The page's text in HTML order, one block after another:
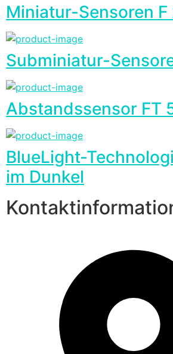
Miniatur-Sensoren F
Subminiatur-
Abstandssensor FT
BlueLight-
im Dunkel